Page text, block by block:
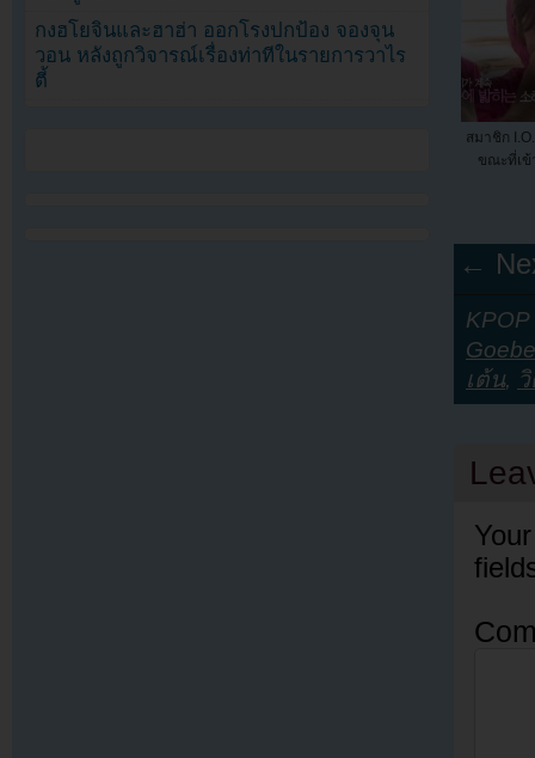
สมาชิก
ขณะที่เข้
←
เต้น,
กงฮโยจินและฮาฮ่า ออกโรงปกป้อง จองจุน
วอน หลังถูกวิจารณ์เรื่องท่าทีในรายการวาไร
ตี้